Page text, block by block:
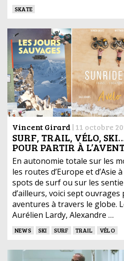
SKATE
Vincent Girard | 11 octobre
SURF, TRAIL, VÉLO,
POUR PARTIR À
En autonomie totale sur les
les routes d’Europe et d’Asie
spots de surf ou sur les
d’ailleurs, voici sept
aventures à travers le globe.
Aurélien Lardy, Alexandre …
NEWS SKI SURF TRAIL VÉLO